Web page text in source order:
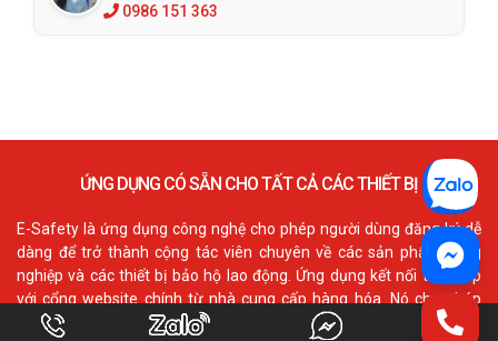
0986 151 363
ỨNG DỤNG CÓ SẴN CHO TẤT CẢ CÁC THIẾT BỊ
E-Safety là ứng dụng công nghệ cho phép người dùng đăng ký dễ
dàng để trở thành cộng tác viên chuyên về các sản phẩm công
nghiệp và các thiết bị bảo hộ lao động. Ứng dụng kết nối trực tiếp
với cổng website chính từ nhà cung cấp hàng hóa. Nó cho phép
người dùng truy cấp đầy đủ các tính năng như danh mục, thông tin